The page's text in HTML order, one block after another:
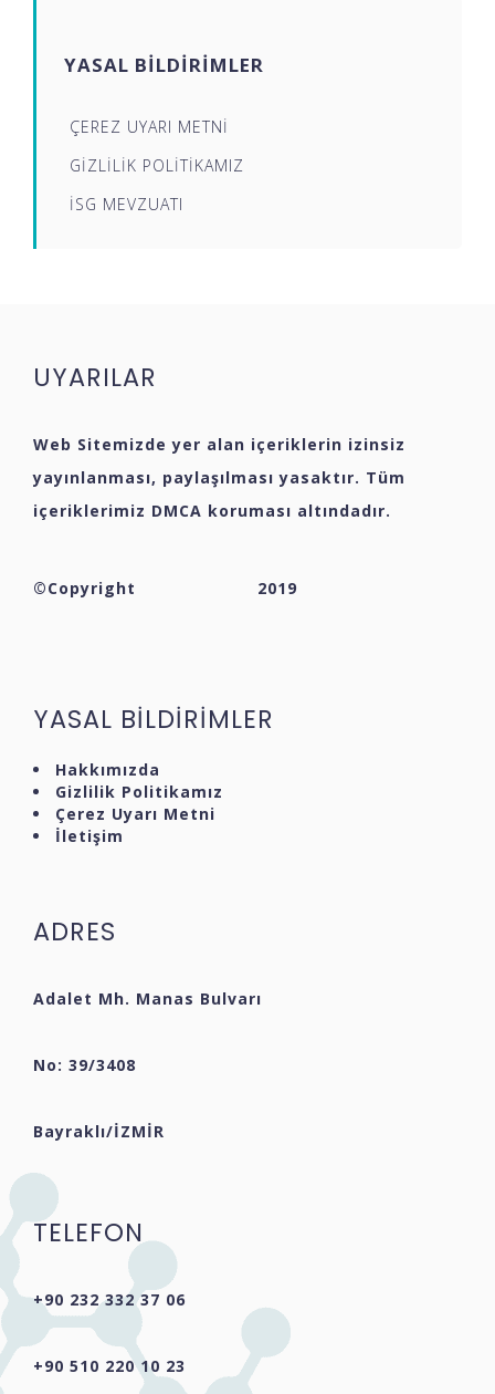
YASAL BİLDİRİMLER
ÇEREZ UYARI METNİ
GİZLİLİK POLİTİKAMIZ
İSG MEVZUATI
UYARILAR
Web Sitemizde yer alan içeriklerin izinsiz
yayınlanması, paylaşılması yasaktır. Tüm
içeriklerimiz DMCA koruması altındadır.
©Copyright 2019
YASAL BİLDİRİMLER
Hakkımızda
Gizlilik Politikamız
Çerez Uyarı Metni
İletişim
ADRES
Adalet Mh. Manas Bulvarı
No: 39/3408
Bayraklı/İZMİR
TELEFON
+90 232 332 37 06
+90 510 220 10 23